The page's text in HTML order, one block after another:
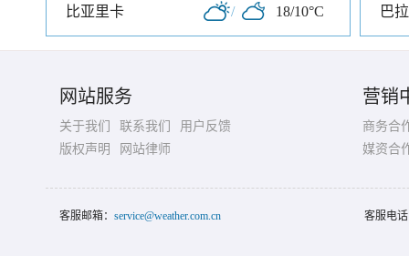
比亚里卡 / 18/10°C 巴
网站服务
关于我们 联系我们
用户反馈
版权声明
网站律师
营销
商务合
媒资合
客服邮箱： service@weather.com.cn 客服电